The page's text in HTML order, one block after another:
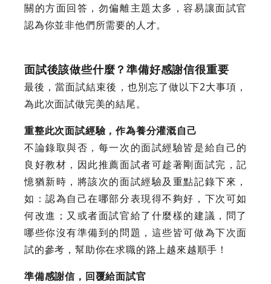
關的方面回答，勿偏離主題太多，容易讓面試官
認為你並非他們所需要的人才。
面試後該做些什麼？準備好感謝信很重要
最後，當面試結束後，也別忘了做以下2大事項，
為此次面試做完美的結尾。
重整此次面試經驗，作為養分灌溉自己
不論錄取與否，每一次的面試經驗皆是給自己的
良好教材，因此推薦面試者可趁著剛面試完，記
憶猶新時，將該次的面試經驗及重點記錄下來，
如：認為自己在哪部分表現得不夠好，下次可如
何改進；又或者面試官給了什麼樣的建議，問了
哪些你沒有準備到的問題，這些皆可做為下次面
試的參考，幫助你在求職的路上越來越順手！
準備感謝信，回覆給面試官